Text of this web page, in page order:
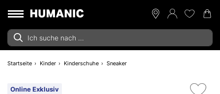
Startseite Kinder Kinderschuhe Sneaker
Online Exklusiv